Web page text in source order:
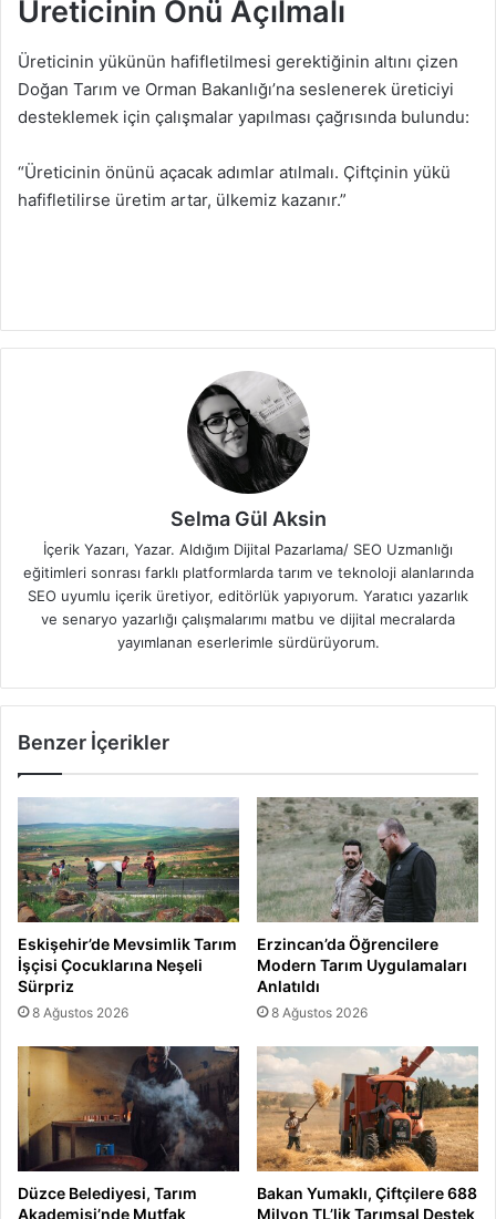
Üreticinin Önü Açılmalı
Üreticinin yükünün hafifletilmesi gerektiğinin altını çizen
Doğan Tarım ve Orman Bakanlığı’na seslenerek üreticiyi
desteklemek için çalışmalar yapılması çağrısında bulundu:
“Üreticinin önünü açacak adımlar atılmalı. Çiftçinin yükü
hafifletilirse üretim artar, ülkemiz kazanır.”
Selma Gül Aksin
İçerik Yazarı, Yazar. Aldığım Dijital Pazarlama/ SEO Uzmanlığı
eğitimleri sonrası farklı platformlarda tarım ve teknoloji alanlarında
SEO uyumlu içerik üretiyor, editörlük yapıyorum. Yaratıcı yazarlık
ve senaryo yazarlığı çalışmalarımı matbu ve dijital mecralarda
yayımlanan eserlerimle sürdürüyorum.
Benzer İçerikler
Eskişehir’de Mevsimlik Tarım
İşçisi Çocuklarına Neşeli
Sürpriz
8 Ağustos 2026
Erzincan’da Öğrencilere
Modern Tarım Uygulamaları
Anlatıldı
8 Ağustos 2026
Düzce Belediyesi, Tarım
Akademisi’nde Mutfak
Bakan Yumaklı, Çiftçilere 688
Milyon TL’lik Tarımsal Destek